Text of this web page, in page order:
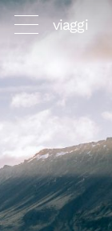
viaggi